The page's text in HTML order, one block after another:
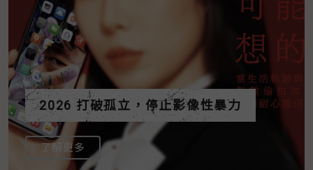
2026 打破孤立，停止影像性暴力
了解更多